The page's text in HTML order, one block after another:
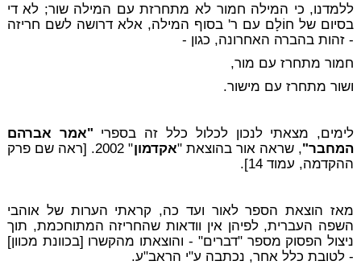
ללמדנו, כי המילה חמור לא מתחרזת עם המילה שור; לא די
בסיום של חוֹלָם עם ר' בסוף המילה, אלא דרושה לשם חריזה
- זהות בהברה האחרונה, כגון -
חמור מתחרז עם מור,
ושור מתחרז עם מישור.
לימים, מצאתי לנכון לכלול כלל זה בספרי "אמר אברהם
המחבר", שראה אור בהוצאת "אקדמון
" 2002. [ראה שם פרק
ההקדמה, עמוד 14].
מאז הוצאת הספר לאור ועד כה, קראתי הערות של אוהבי
השפה העברית, לפיהן אין וודאות שהחריזה המתוחכמת, תוך
ניצול הפסוק מספר "דברים" - והוצאתו מהקשרו [בכוונת מכוון]
- לטובת כלל אחר, נכתבה ע"י הראב"ע.